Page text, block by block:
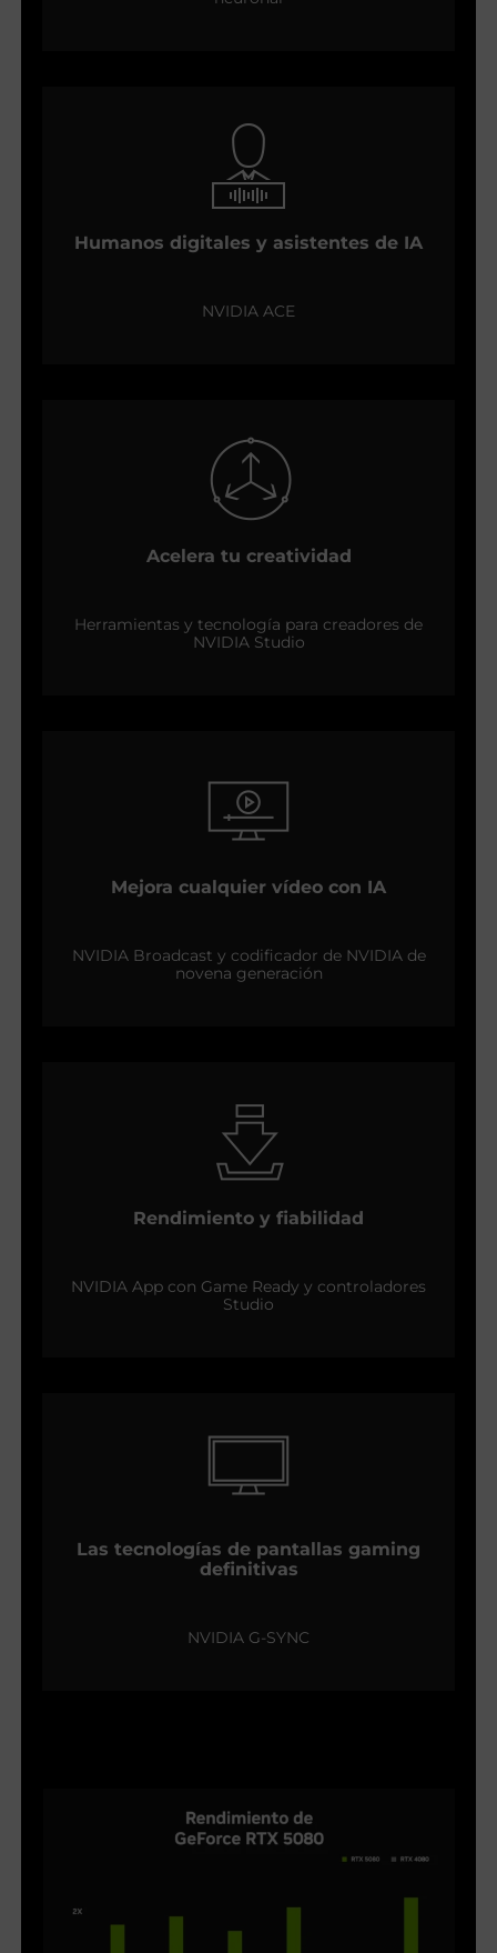
Humanos digitales y asistentes de IA
NVIDIA ACE
Acelera tu creatividad
Herramientas y tecnología para creadores de
NVIDIA Studio
Mejora cualquier vídeo con IA
NVIDIA Broadcast y codificador de NVIDIA de
novena generación
Rendimiento y fiabilidad
NVIDIA App con Game Ready y controladores
Studio
Las tecnologías de pantallas gaming
definitivas
NVIDIA G-SYNC